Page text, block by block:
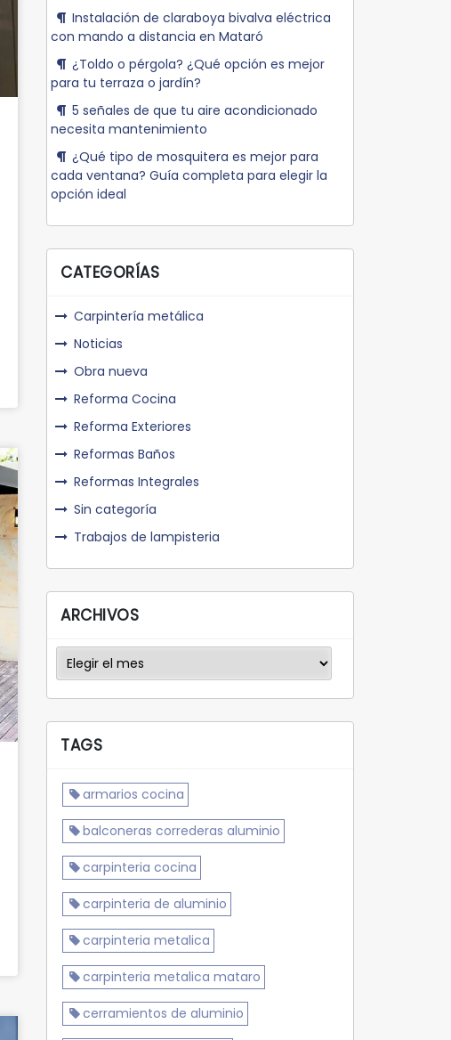
Instalación de claraboya bivalva eléctrica
con mando a distancia en Mataró
¿Toldo o pérgola? ¿Qué opción es mejor
para tu terraza o jardín?
5 señales de que tu aire acondicionado
necesita mantenimiento
¿Qué tipo de mosquitera es mejor para
cada ventana? Guía completa para elegir la
opción ideal
CATEGORÍAS
Carpintería metálica
Noticias
Obra nueva
Reforma Cocina
Reforma Exteriores
Reformas Baños
Reformas Integrales
Sin categoría
Trabajos de lampisteria
ARCHIVOS
Archivos
TAGS
armarios cocina
balconeras correderas aluminio
carpinteria cocina
carpinteria de aluminio
carpinteria metalica
carpinteria metalica mataro
cerramientos de aluminio